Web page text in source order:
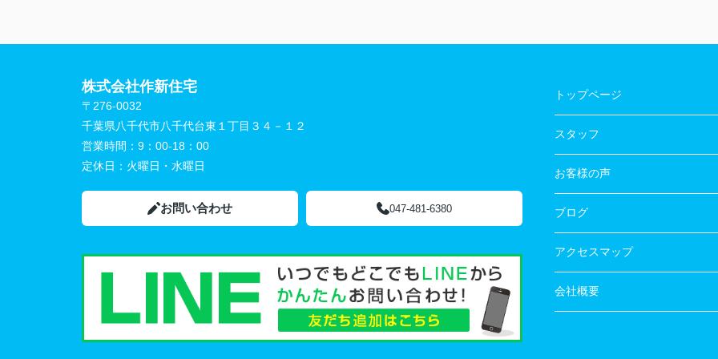
株式会社作新住宅
〒276-0032
千葉県八千代市八千代台東１丁目３４－１２
営業時間： 9：00-18：00
定休日： 火曜日・水曜日
お問い合わせ 047-481-6380
トップページ
スタッフ
お客様の声
ブログ
アクセスマップ
会社概要